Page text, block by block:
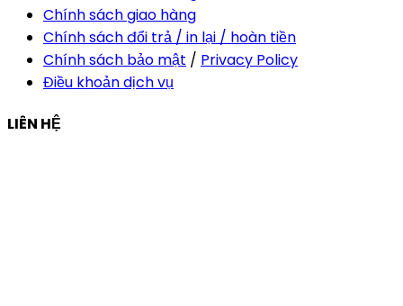
Chính sách giao hàng
Chính sách đổi trả / in lại / hoàn tiền
Chính sách bảo mật / Privacy Policy
Điều khoản dịch vụ
LIÊN HỆ